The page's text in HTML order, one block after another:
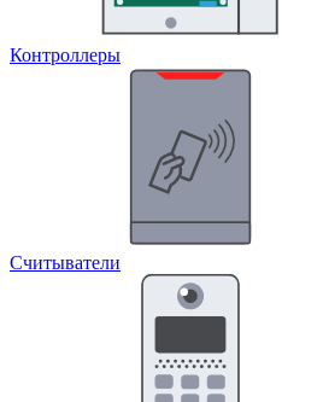
Контроллеры
Считыватели